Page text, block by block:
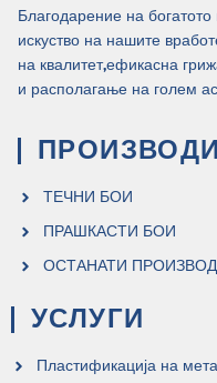
Благодарение на
искуство на нашите
на квалитет,ефикасна
и располагање на голем
ПРОИЗВОДИ
ТЕЧНИ БОИ
ПРАШКАСТИ БОИ
ОСТАНАТИ
УСЛУГИ
Пластификација на